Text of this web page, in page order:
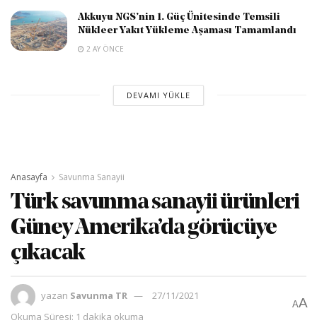
Akkuyu NGS’nin 1. Güç Ünitesinde Temsili
Nükleer Yakıt Yükleme Aşaması Tamamlandı
2 AY ÖNCE
DEVAMI YÜKLE
Anasayfa Savunma Sanayii
Türk savunma sanayii ürünleri
Güney Amerika’da görücüye
çıkacak
yazan Savunma TR
27/11/2021
Okuma Süresi: 1 dakika okuma
AA